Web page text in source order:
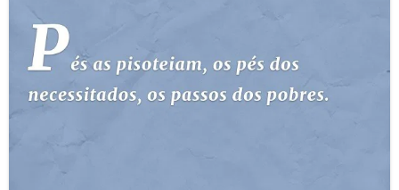
ESTUDOS BÍBLICOS
ESBOÇOS DE PREGAÇÃO
PERGUNTE À BÍBLIA